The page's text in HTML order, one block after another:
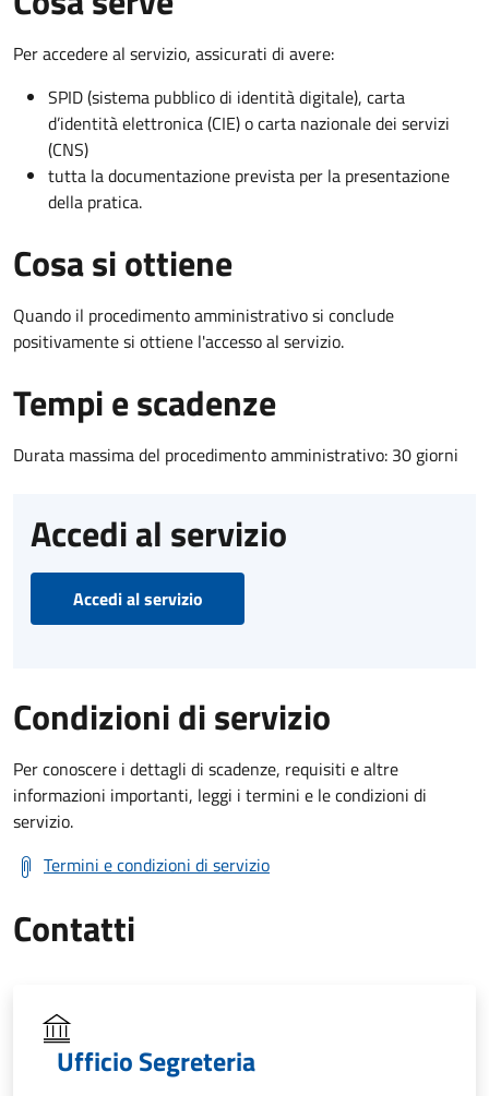
Per accedere al servizio, assicurati di avere:
SPID (sistema pubblico di identità digitale), carta
d’identità elettronica (CIE) o carta nazionale dei servizi
(CNS)
tutta la documentazione prevista per la presentazione
della pratica.
Cosa si ottiene
Quando il procedimento amministrativo si conclude
positivamente si ottiene l'accesso al servizio.
Tempi e scadenze
Durata massima del procedimento amministrativo: 30 giorni
Accedi al servizio
Accedi al servizio
Condizioni di servizio
Per conoscere i dettagli di scadenze, requisiti e altre
informazioni importanti, leggi i termini e le condizioni di
servizio.
Termini e condizioni di servizio
Contatti
Ufficio Segreteria